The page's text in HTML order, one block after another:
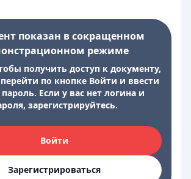
показан в сокращенном
режиме
получить доступ к документу,
по кнопке Войти и ввести
Если у вас нет логина и
зарегистрируйтесь.
Войти
Зарегистрироваться